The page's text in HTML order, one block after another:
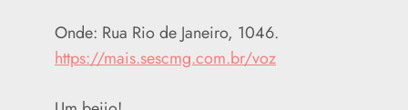
Onde: Rua Rio de Janeiro, 1046.
https://mais.sescmg.com.br/voz